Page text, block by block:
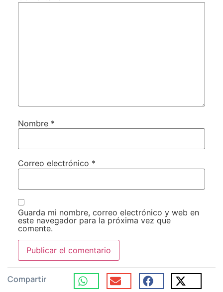
Nombre *
Correo electrónico *
Guarda mi nombre, correo electrónico y web en
este navegador para la próxima vez que
comente.
Compartir